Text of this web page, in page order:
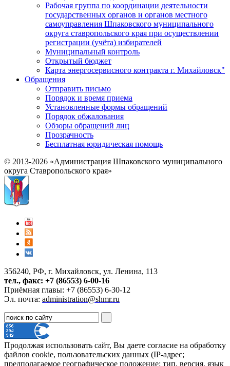
Рабочая группа по координации деятельности
государственных органов и органов местного
самоуправления Шпаковского муниципального
округа ставропольского края при осуществлении
регистрации (учёта) избирателей
Муниципальный контроль
Открытый бюджет
Карта энергосервисного контракта г. Михайловск"
Обращения
Отправить письмо
Порядок и время приема
Установленные формы обращений
Порядок обжалования
Обзоры обращений лиц
Прозрачность
Бесплатная юридическая помощь
© 2013-2026 «Администрация Шпаковского муниципального
округа Ставропольского края»
356240, РФ, г. Михайловск, ул. Ленина, 113
тел., факс: +7 (86553) 6-00-16
Приёмная главы: +7 (86553) 6-30-12
Эл. почта: administration@shmr.ru
Продолжая использовать сайт, Вы даете согласие на обработку
файлов cookie, пользовательских данных (IP-адрес;
предполагаемое географическое положение; тип, версия, язык